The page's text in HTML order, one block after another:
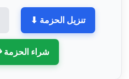
⬇ تنزيل الحزمة
💳 شراء الحزمة